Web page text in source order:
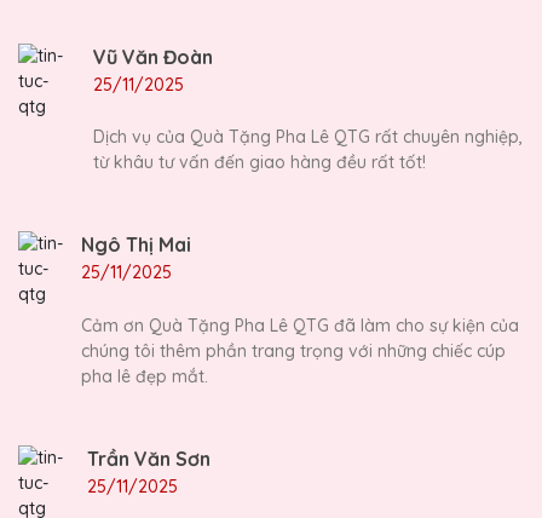
Vũ Văn Đoàn
25/11/2025
Dịch vụ của Quà Tặng Pha Lê QTG rất chuyên nghiệp,
từ khâu tư vấn đến giao hàng đều rất tốt!
Ngô Thị Mai
25/11/2025
Cảm ơn Quà Tặng Pha Lê QTG đã làm cho sự kiện của
chúng tôi thêm phần trang trọng với những chiếc cúp
pha lê đẹp mắt.
Trần Văn Sơn
25/11/2025